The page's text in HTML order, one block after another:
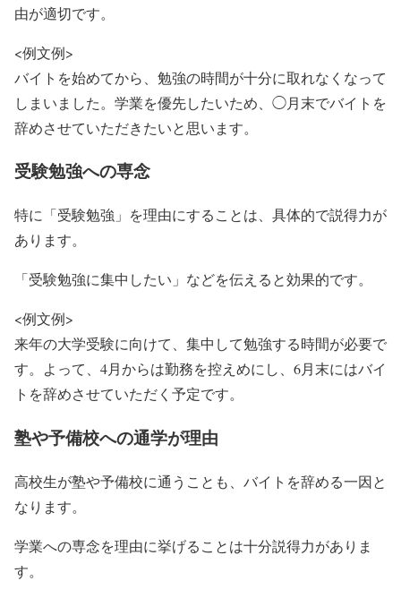
由が適切です。
<例文例>
バイトを始めてから、勉強の時間が十分に取れなくなって
しまいました。学業を優先したいため、◯月末でバイトを
辞めさせていただきたいと思います。
受験勉強への専念
特に「受験勉強」を理由にすることは、具体的で説得力が
あります。
「受験勉強に集中したい」などを伝えると効果的です。
<例文例>
来年の大学受験に向けて、集中して勉強する時間が必要で
す。よって、4月からは勤務を控えめにし、6月末にはバイ
トを辞めさせていただく予定です。
塾や予備校への通学が理由
高校生が塾や予備校に通うことも、バイトを辞める一因と
なります。
学業への専念を理由に挙げることは十分説得力がありま
す。